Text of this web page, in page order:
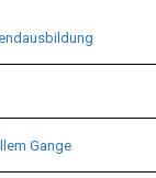
Gange